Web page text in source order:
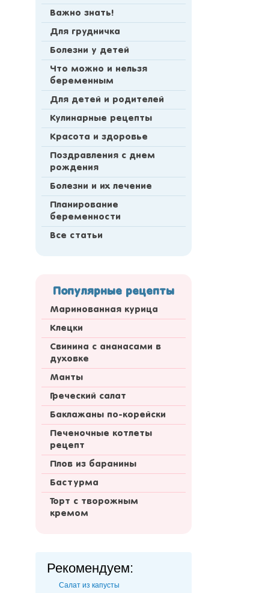
Важно знать!
Для грудничка
Болезни у детей
Что можно и нельзя
беременным
Для детей и родителей
Кулинарные рецепты
Красота и здоровье
Поздравления с днем
рождения
Болезни и их лечение
Планирование
беременности
Все статьи
Популярные рецепты
Маринованная курица
Клецки
Свинина с ананасами в
духовке
Манты
Греческий салат
Баклажаны по-корейски
Печеночные котлеты
рецепт
Плов из баранины
Бастурма
Торт с творожным
кремом
Рекомендуем:
Салат из капусты